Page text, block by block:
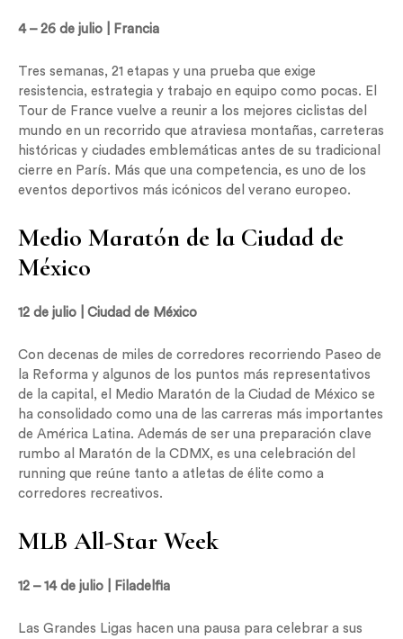
4 – 26 de julio | Francia
Tres semanas, 21 etapas y una prueba que exige
resistencia, estrategia y trabajo en equipo como pocas. El
Tour de France vuelve a reunir a los mejores ciclistas del
mundo en un recorrido que atraviesa montañas, carreteras
históricas y ciudades emblemáticas antes de su tradicional
cierre en París. Más que una competencia, es uno de los
eventos deportivos más icónicos del verano europeo.
Medio Maratón de la Ciudad de
México
12 de julio | Ciudad de México
Con decenas de miles de corredores recorriendo Paseo de
la Reforma y algunos de los puntos más representativos
de la capital, el Medio Maratón de la Ciudad de México se
ha consolidado como una de las carreras más importantes
de América Latina. Además de ser una preparación clave
rumbo al Maratón de la CDMX, es una celebración del
running que reúne tanto a atletas de élite como a
corredores recreativos.
MLB All-Star Week
12 – 14 de julio | Filadelfia
Las Grandes Ligas hacen una pausa para celebrar a sus